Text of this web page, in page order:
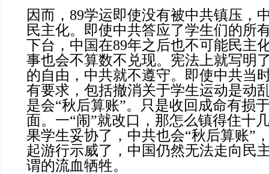
因而，89学运即使没有被中共镇压，
民主化。即使中共答应了学生们的所
下台，中国在89年之后也不可能民主
事也会不算数不兑现。宪法上就写明
的自由，中共就不遵守。即使中共当
有要求，包括撤消关于学生运动是动
是会“秋后算账”。只是收回成命有损
面。一“闹”就改口，那怎么镇得住十
果学生妥协了，中共也会“秋后算账”
起游行示威了，中国仍然无法走向民
谓的流血牺牲。